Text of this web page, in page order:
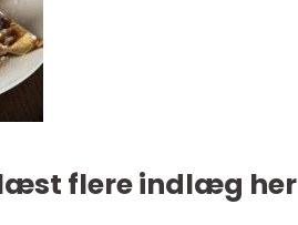
flere indlæg her